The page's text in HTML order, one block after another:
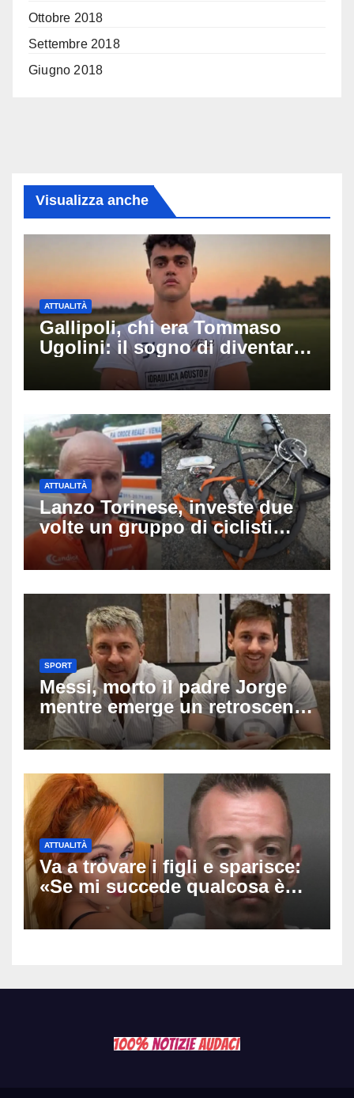
Ottobre 2018
Settembre 2018
Giugno 2018
Visualizza anche
ATTUALITÀ
Gallipoli, chi era Tommaso
Ugolini: il sogno di diventare
medico e la fascia da
capitano, il dolore di Bologna
ATTUALITÀ
Lanzo Torinese, investe due
volte un gruppo di ciclisti
dopo una lite: arrestato
73enne, il racconto choc di un
SPORT
Messi, morto il padre Jorge
mentre emerge un retroscena
choc: le minacce di morte al
fuoriclasse durante i Mondiali
ATTUALITÀ
Va a trovare i figli e sparisce:
«Se mi succede qualcosa è
stato lui», Tatiana McIntyre
trovata morta a Fresno